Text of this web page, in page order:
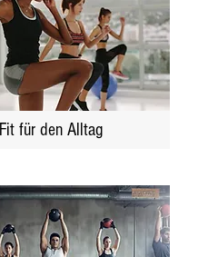
Fit für den Alltag